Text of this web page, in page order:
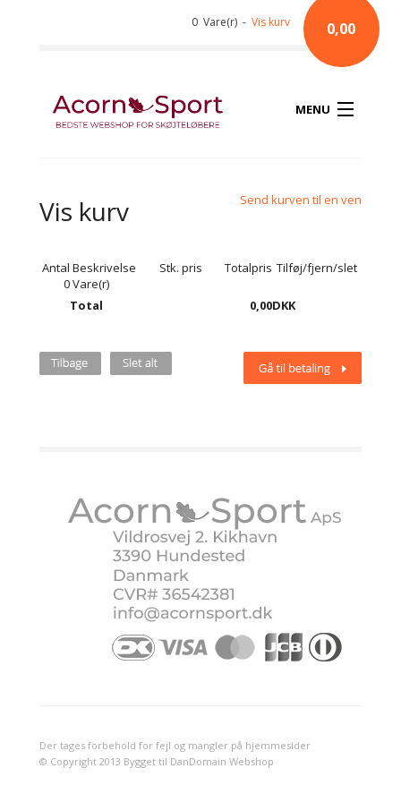
0 Vare(r) - Vis kurv 0,00
MENU
Vis kurv Send kurven til en ven
Antal Beskrivelse Stk. pris Totalpris Tilføj/fjern/slet
0Vare(r)
Total
0,00DKK
Der tages forbehold for fejl og mangler på hjemmesider
© Copyright 2013 Bygget til DanDomain Webshop